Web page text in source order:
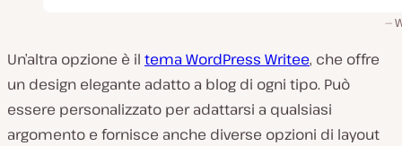
Un’altra opzione è il tema WordPress Writee, che offre
un design elegante adatto a blog di ogni tipo. Può
essere personalizzato per adattarsi a qualsiasi
argomento e fornisce anche diverse opzioni di layout